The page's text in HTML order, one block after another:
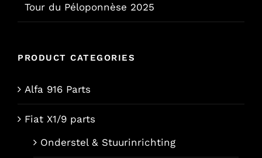
Tour du Péloponnèse 2025
PRODUCT CATEGORIES
Alfa 916 Parts
Fiat X1/9 parts
Onderstel & Stuurinrichting